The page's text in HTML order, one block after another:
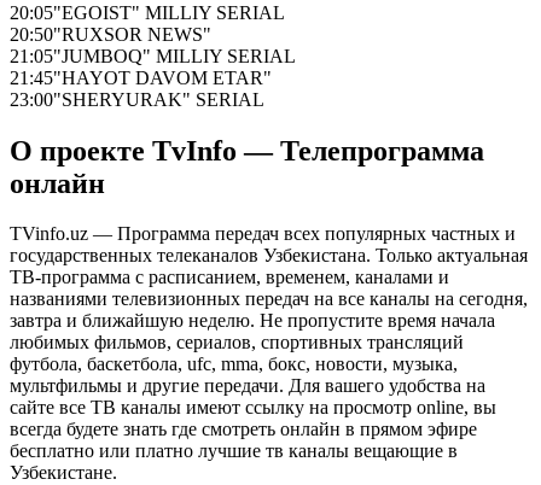
20:05"EGOIST" MILLIY SERIAL
20:50"RUXSOR NEWS"
21:05"JUMBOQ" MILLIY SERIAL
21:45"HAYOT DAVOM ETAR"
23:00"SHERYURAK" SERIAL
О проекте TvInfo — Телепрограмма
онлайн
TVinfo.uz — Программа передач всех популярных частных и
государственных телеканалов Узбекистана. Только актуальная
ТВ-программа с расписанием, временем, каналами и
названиями телевизионных передач на все каналы на сегодня,
завтра и ближайшую неделю. Не пропустите время начала
любимых фильмов, сериалов, спортивных трансляций
футбола, баскетбола, ufc, mma, бокс, новости, музыка,
мультфильмы и другие передачи. Для вашего удобства на
сайте все ТВ каналы имеют ссылку на просмотр online, вы
всегда будете знать где смотреть онлайн в прямом эфире
бесплатно или платно лучшие тв каналы вещающие в
Узбекистане.